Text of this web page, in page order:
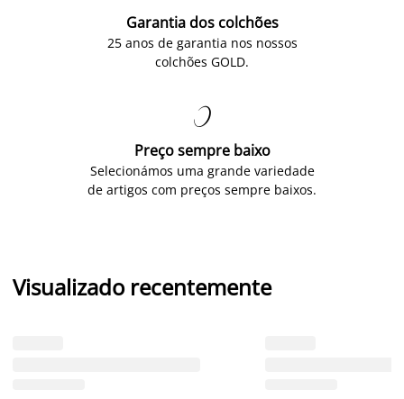
Garantia dos colchões
25 anos de garantia nos nossos
colchões GOLD.

Preço sempre baixo
Selecionámos uma grande variedade
de artigos com preços sempre baixos.
Visualizado recentemente